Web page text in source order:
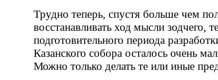
Трудно теперь, спустя больше чем
восстанавливать ход мысли зодчего,
подготовительного периода
Казанского собора осталось очень
Можно только делать те или иные